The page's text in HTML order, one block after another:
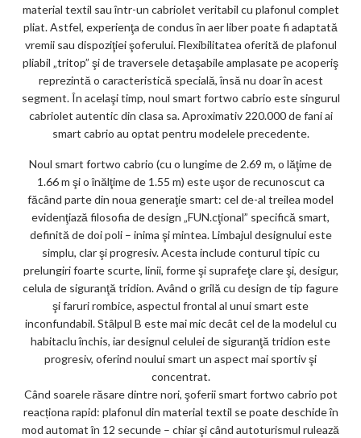
material textil sau într-un cabriolet veritabil cu plafonul complet
pliat. Astfel, experienţa de condus în aer liber poate fi adaptată
vremii sau dispoziţiei şoferului. Flexibilitatea oferită de plafonul
pliabil „tritop” şi de traversele detaşabile amplasate pe acoperiş
reprezintă o caracteristică specială, însă nu doar în acest
segment. În acelaşi timp, noul smart fortwo cabrio este singurul
cabriolet autentic din clasa sa. Aproximativ 220.000 de fani ai
smart cabrio au optat pentru modelele precedente.
Noul smart fortwo cabrio (cu o lungime de 2.69 m, o lăţime de
1.66 m şi o înălţime de 1.55 m) este uşor de recunoscut ca
făcând parte din noua generaţie smart: cel de-al treilea model
evidenţiază filosofia de design „FUN.cţional” specifică smart,
definită de doi poli – inima şi mintea. Limbajul designului este
simplu, clar şi progresiv. Acesta include conturul tipic cu
prelungiri foarte scurte, linii, forme şi suprafeţe clare şi, desigur,
celula de siguranţă tridion. Având o grilă cu design de tip fagure
şi faruri rombice, aspectul frontal al unui smart este
inconfundabil. Stâlpul B este mai mic decât cel de la modelul cu
habitaclu închis, iar designul celulei de siguranţă tridion este
progresiv, oferind noului smart un aspect mai sportiv şi
concentrat.
Când soarele răsare dintre nori, şoferii smart fortwo cabrio pot
reacționa rapid: plafonul din material textil se poate deschide în
mod automat în 12 secunde – chiar şi când autoturismul rulează